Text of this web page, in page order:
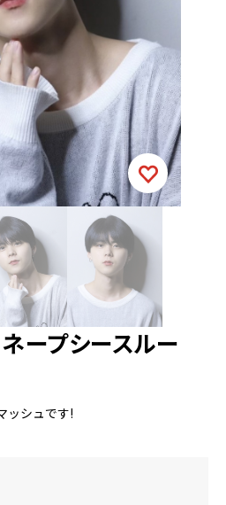
ープシースルー
ッシュです!